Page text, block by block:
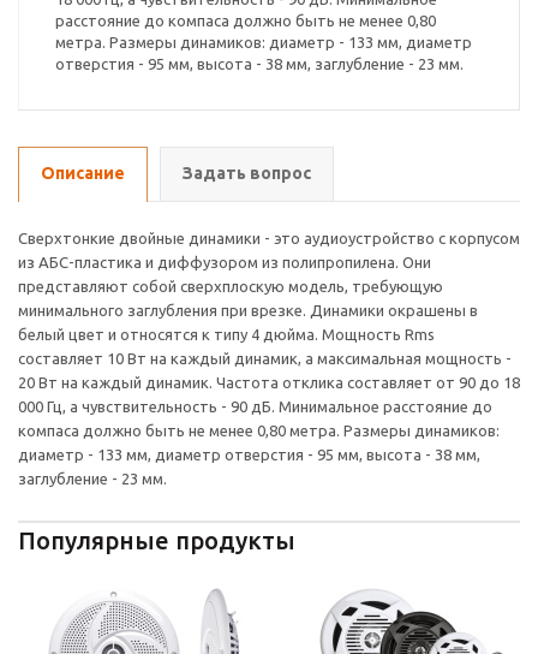
расстояние до компаса должно быть не менее 0,80
метра. Размеры динамиков: диаметр - 133 мм, диаметр
отверстия - 95 мм, высота - 38 мм, заглубление - 23 мм.
Описание Задать вопрос
Сверхтонкие двойные динамики - это аудиоустройство с корпусом
из АБС-пластика и диффузором из полипропилена. Они
представляют собой сверхплоскую модель, требующую
минимального заглубления при врезке. Динамики окрашены в
белый цвет и относятся к типу 4 дюйма. Мощность Rms
составляет 10 Вт на каждый динамик, а максимальная мощность -
20 Вт на каждый динамик. Частота отклика составляет от 90 до 18
000 Гц, а чувствительность - 90 дБ. Минимальное расстояние до
компаса должно быть не менее 0,80 метра. Размеры динамиков:
диаметр - 133 мм, диаметр отверстия - 95 мм, высота - 38 мм,
заглубление - 23 мм.
Популярные продукты